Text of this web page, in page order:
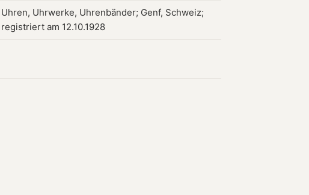
Uhren, Uhrwerke, Uhrenbänder; Genf, Schweiz;
registriert am 12.10.1928